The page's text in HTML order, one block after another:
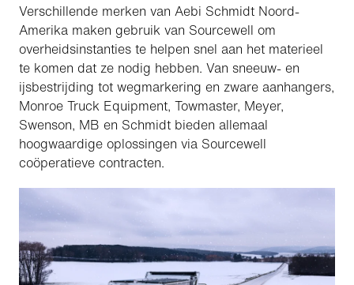
Verschillende merken van Aebi Schmidt Noord-
Amerika maken gebruik van Sourcewell om
overheidsinstanties te helpen snel aan het materieel
te komen dat ze nodig hebben. Van sneeuw- en
ijsbestrijding tot wegmarkering en zware aanhangers,
Monroe Truck Equipment, Towmaster, Meyer,
Swenson, MB en Schmidt bieden allemaal
hoogwaardige oplossingen via Sourcewell
coöperatieve contracten.